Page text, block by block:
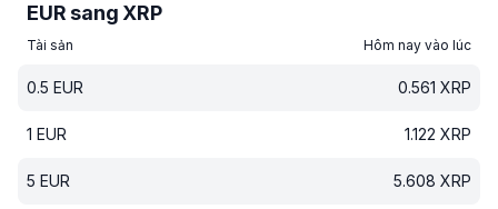
EUR sang XRP
Tài sản Hôm nay vào lúc
0.5 EUR 0.561 XRP
1 EUR 1.122 XRP
5 EUR 5.608 XRP